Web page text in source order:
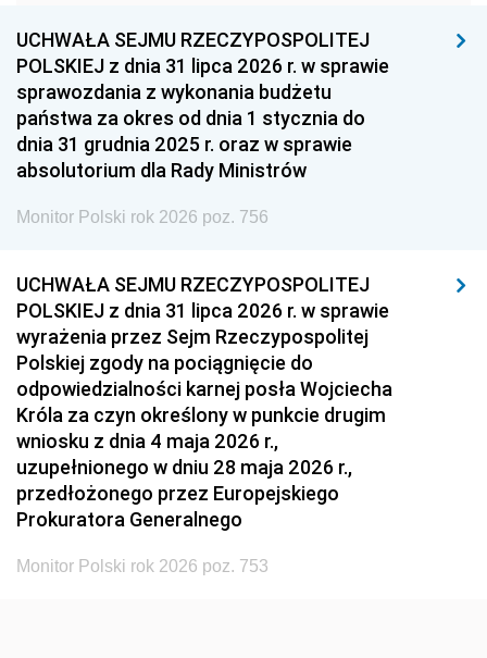
1939 1938 1937
1936 1930
UCHWAŁA SEJMU RZECZYPOSPOLITEJ
POLSKIEJ z dnia 31 lipca 2026 r. w sprawie
sprawozdania z wykonania budżetu
państwa za okres od dnia 1 stycznia do
dnia 31 grudnia 2025 r. oraz w sprawie
absolutorium dla Rady Ministrów
Monitor Polski rok 2026 poz. 756
UCHWAŁA SEJMU RZECZYPOSPOLITEJ
POLSKIEJ z dnia 31 lipca 2026 r. w sprawie
wyrażenia przez Sejm Rzeczypospolitej
Polskiej zgody na pociągnięcie do
odpowiedzialności karnej posła Wojciecha
Króla za czyn określony w punkcie drugim
wniosku z dnia 4 maja 2026 r.,
uzupełnionego w dniu 28 maja 2026 r.,
przedłożonego przez Europejskiego
Prokuratora Generalnego
Monitor Polski rok 2026 poz. 753